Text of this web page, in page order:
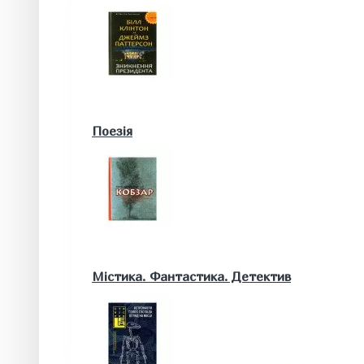
Математика. Природничі та інші науки
Біологія
Географія. Геологія
Поезія
Містика. Фантастика. Детектив